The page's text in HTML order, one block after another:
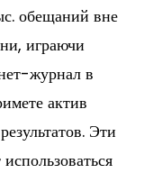
обещаний вне
играючи
журнал в
актив
Эти